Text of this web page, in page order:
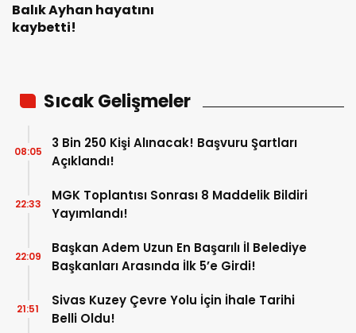
Balık Ayhan hayatını
kaybetti!
Sıcak Gelişmeler
3 Bin 250 Kişi Alınacak! Başvuru Şartları
Açıklandı!
08:05
MGK Toplantısı Sonrası 8 Maddelik Bildiri
Yayımlandı!
22:33
Başkan Adem Uzun En Başarılı İl Belediye
Başkanları Arasında İlk 5’e Girdi!
22:09
Sivas Kuzey Çevre Yolu İçin İhale Tarihi
Belli Oldu!
21:51